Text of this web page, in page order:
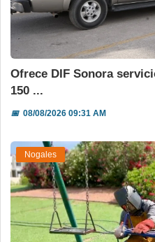
Ofrece DIF Sonora
150 ...
📅08/08/2026 09:31 AM
Nogales